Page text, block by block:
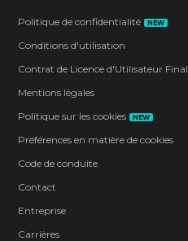
Politique de confidentialité NEW
Conditions d'utilisation
Contrat de Licence d'Utilisateur Final
Mentions légales
Politique sur les cookies
NEW
Préférences en matière de cookies
Code de conduite
Contact
Entreprise
Carrières